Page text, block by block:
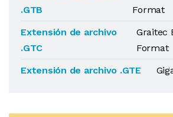
.GTB
Format
Extensión de archivo
.GTC
Graitec
Format
Extensión de archivo .GTE